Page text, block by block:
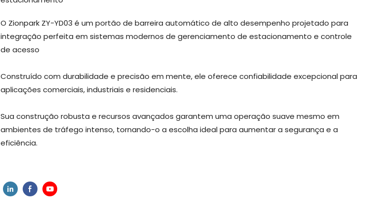
O Zionpark ZY-YD03 é um portão de barreira automático de alto desempenho projetado para
integração perfeita em sistemas modernos de gerenciamento de estacionamento e controle
de acesso
Construído com durabilidade e precisão em mente, ele oferece confiabilidade excepcional para
aplicações comerciais, industriais e residenciais.
Sua construção robusta e recursos avançados garantem uma operação suave mesmo em
ambientes de tráfego intenso, tornando-o a escolha ideal para aumentar a segurança e a
eficiência.